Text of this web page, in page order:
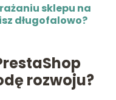
sklepu na
długofalowo?
rozwoju?